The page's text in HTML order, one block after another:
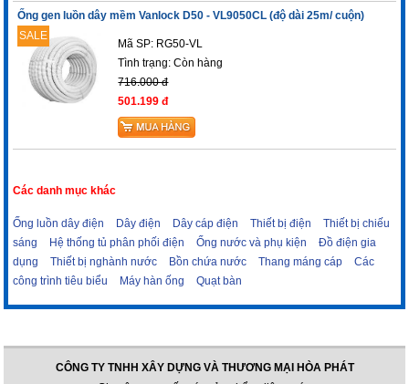
Ống gen luồn dây mềm Vanlock D50 - VL9050CL (độ dài 25m/ cuộn)
SALE
Mã SP: RG50-VL
Tình trạng:Còn hàng
716.000 đ
501.199 đ
Các danh mục khác
Ống luồn dây điện Dây điện Dây cáp điện Thiết bị điện
Thiết bị chiếu
sáng
Hệ thống tủ phân phối điện Ống nước và phụ kiện
Đồ điện gia
dụng
Thiết bị nghành nước Bồn chứa nước Thang máng cáp
Các
công trình tiêu biểu
Máy hàn ống Quạt bàn
CÔNG TY TNHH XÂY DỰNG VÀ THƯƠNG MẠI HÒA PHÁT